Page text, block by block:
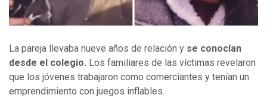
La pareja llevaba nueve años de relación y se conocían
desde el colegio. Los familiares de las víctimas revelaron
que los jóvenes trabajaron como comerciantes y tenían un
emprendimiento con juegos inflables.